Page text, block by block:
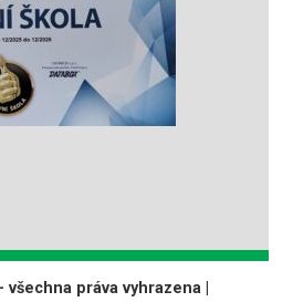
práva vyhrazena |